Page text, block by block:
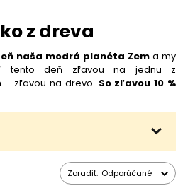
z dreva
naša modrá planéta Zem a my
tento deň zľavou na jednu z
zľavou na drevo. So zľavou 10 %
nakúpiť drevené koráliky, výrezy,
alebo dekoračné predmety a
pod filtry
článku, kde sme pre vás spísali
komponentmi, do ktorých sa
Zoradiť: Odporúčané